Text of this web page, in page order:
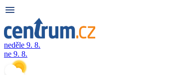
neděle 9. 8.
ne 9. 8.